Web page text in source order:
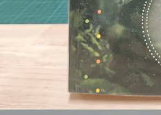
😼 หนังสือการ์ตูน
🐲 หนังสือเด็ก
📕 นิตยสาร
🌎 International Books